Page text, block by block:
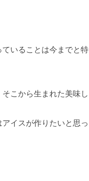
いることは今までと特
こから生まれた美味し
イスが作りたいと思っ